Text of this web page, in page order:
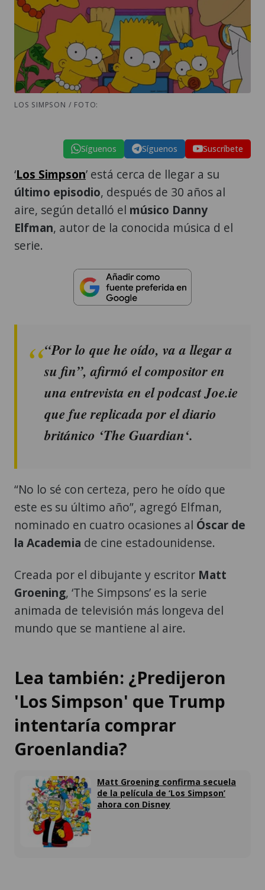
LOS SIMPSON / FOTO:
Síguenos Síguenos Suscríbete
‘Los Simpson’ está cerca de llegar a su
último episodio, después de 30 años al
aire, según detalló el músico Danny
Elfman, autor de la conocida música d el
serie.
“Por lo que he oído, va a llegar a
su fin”, afirmó el compositor en
una entrevista en el podcast Joe.ie
que fue replicada por el diario
británico ‘The Guardian‘.
“No lo sé con certeza, pero he oído que
este es su último año”, agregó Elfman,
nominado en cuatro ocasiones al Óscar de
la Academia de cine estadounidense.
Creada por el dibujante y escritor Matt
Groening, ‘The Simpsons’ es la serie
animada de televisión más longeva del
mundo que se mantiene al aire.
Lea también: ¿Predijeron
'Los Simpson' que Trump
intentaría comprar
Groenlandia?
Matt Groening confirma secuela
de la película de ‘Los Simpson’
ahora con Disney